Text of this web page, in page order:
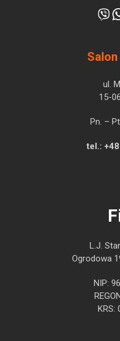
ul.
15-
Pn. –
tel.:
L.J.
Ogrodowa
NIP:
KRS: